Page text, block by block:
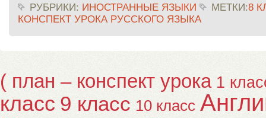
РУБРИКИ: ИНОСТРАННЫЕ ЯЗЫКИ МЕТКИ:8
КОНСПЕКТ УРОКА РУССКОГО ЯЗЫКА
( план – конспект урока 1
класс 9 класс 10 класс